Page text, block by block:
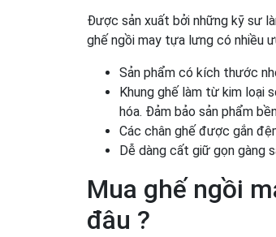
Được sản xuất bởi những kỹ sư
ghế ngồi may tựa lưng có nhiều
Sản phẩm có kích thước
Khung ghế làm từ kim loại
hóa. Đảm bảo sản phẩm
Các chân ghế được gắn
Dễ dàng cất giữ gọn gàng
Mua ghế ngồi
đâu ?